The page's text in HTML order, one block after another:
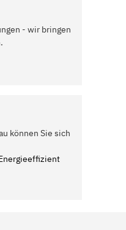
- wir bringen
können Sie sich